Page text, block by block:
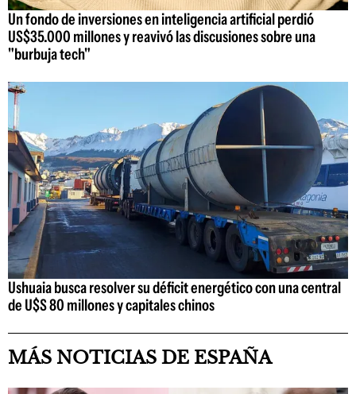
Un fondo de inversiones en inteligencia artificial perdió
US$35.000 millones y reavivó las discusiones sobre una
"burbuja tech"
Ushuaia busca resolver su déficit energético con una central
de U$S 80 millones y capitales chinos
MÁS NOTICIAS DE ESPAÑA